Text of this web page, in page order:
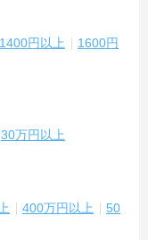
1400円以上
1600円
30万円以上
400万円以上
50